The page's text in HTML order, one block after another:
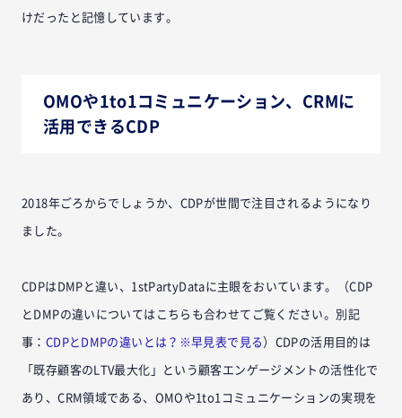
けだったと記憶しています。
OMOや1to1コミュニケーション、CRMに
活用できるCDP
2018年ごろからでしょうか、CDPが世間で注目されるようになり
ました。
CDPはDMPと違い、1stPartyDataに主眼をおいています。（CDP
とDMPの違いについてはこちらも合わせてご覧ください。別記
事： CDPとDMPの違いとは？※早見表で見る ）CDPの活用目的は
「既存顧客のLTV最大化」という顧客エンゲージメントの活性化で
あり、CRM領域である、OMOや1to1コミュニケーションの実現を